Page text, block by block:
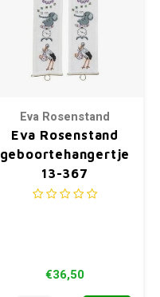
Eva Rosenstand
Eva Rosenstand
geboortehangertje
13-367
€36,50